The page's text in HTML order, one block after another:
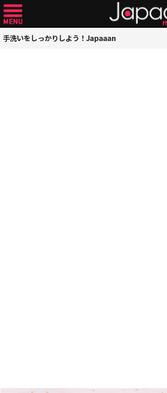
手洗いをしっかりしよう！Japaaan